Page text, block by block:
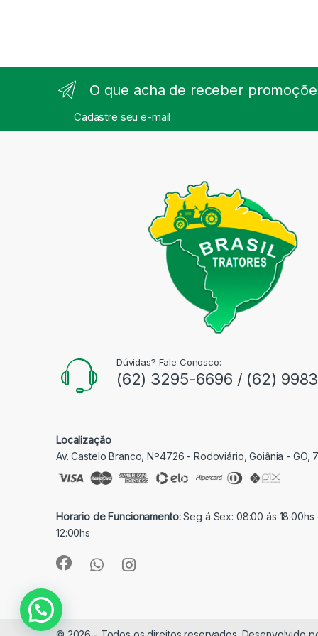
O que acha de receber
Cadastre seu e-mail
Dúvidas? Fale Conosco:
(62) 3295-6696 / (62)
Localização
Av. Castelo Branco, Nº4726 - Rodoviário, Goiânia - GO,
Horario de Funcionamento:Seg á Sex: 08:00 ás 18:00hs
12:00hs